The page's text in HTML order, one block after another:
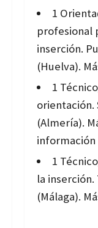
1
profesional
inserción.
(Huelva).
1
orientación.
(Almería).
información
1
la inserción.
(Málaga).